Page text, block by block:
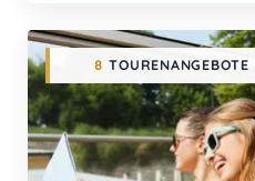
8 TOURENANGEBOTE